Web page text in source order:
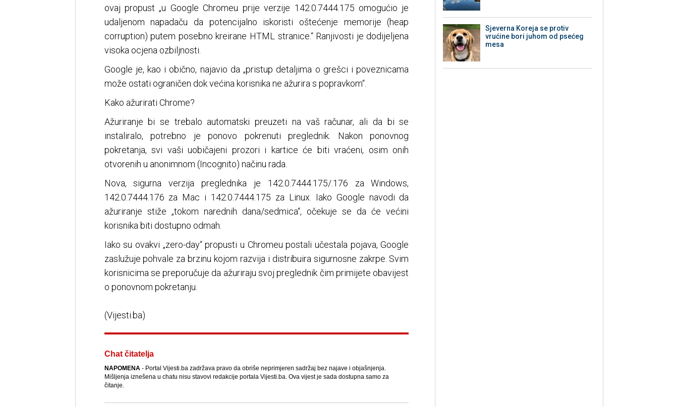
ovaj propust „u Google Chromeu prije verzije 142.0.7444.175 omogućio je
udaljenom napadaču da potencijalno iskoristi oštećenje memorije (heap
corruption) putem posebno kreirane HTML stranice.“ Ranjivosti je dodijeljena
visoka ocjena ozbiljnosti.
Google je, kao i obično, najavio da „pristup detaljima o grešci i poveznicama
može ostati ograničen dok većina korisnika ne ažurira s popravkom“.
Kako ažurirati Chrome?
Ažuriranje bi se trebalo automatski preuzeti na vaš računar, ali da bi se
instaliralo, potrebno je ponovo pokrenuti preglednik. Nakon ponovnog
pokretanja, svi vaši uobičajeni prozori i kartice će biti vraćeni, osim onih
otvorenih u anonimnom (Incognito) načinu rada.
Nova, sigurna verzija preglednika je 142.0.7444.175/.176 za Windows,
142.0.7444.176 za Mac i 142.0.7444.175 za Linux. Iako Google navodi da
ažuriranje stiže „tokom narednih dana/sedmica“, očekuje se da će većini
korisnika biti dostupno odmah.
Iako su ovakvi „zero-day“ propusti u Chromeu postali učestala pojava, Google
zaslužuje pohvale za brzinu kojom razvija i distribuira sigurnosne zakrpe. Svim
korisnicima se preporučuje da ažuriraju svoj preglednik čim primijete obavijest
o ponovnom pokretanju.
(Vijesti.ba)
Chat čitatelja
NAPOMENA- Portal Vijesti.ba zadržava pravo da obriše neprimjeren sadržaj bez najave i objašnjenja.
Mišljenja iznešena u chatu nisu stavovi redakcije portala Vijesti.ba. Ova vijest je sada dostupna samo za
čitanje.
Sjeverna Koreja se protiv
vrućine bori juhom od psećeg
mesa